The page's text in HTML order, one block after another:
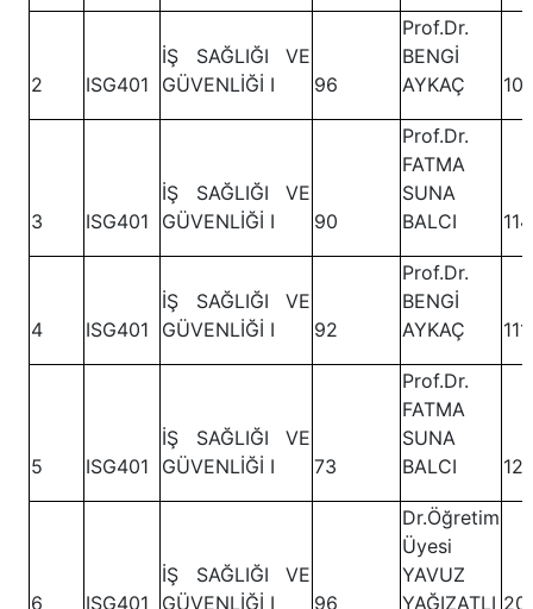
2 ISG401
İŞ SAĞLIĞI VE
GÜVENLİĞİ I
96
Prof.Dr.
BENGİ
AYKAÇ
3 ISG401
İŞ SAĞLIĞI VE
GÜVENLİĞİ I
90
Prof.Dr.
FATMA
SUNA
BALCI
114
4 ISG401
İŞ SAĞLIĞI VE
GÜVENLİĞİ I
92
Prof.Dr.
BENGİ
AYKAÇ
5 ISG401
İŞ SAĞLIĞI VE
GÜVENLİĞİ I
73
Prof.Dr.
FATMA
SUNA
BALCI
121
6 ISG401
İŞ SAĞLIĞI VE
GÜVENLİĞİ I
96
Dr.Öğretim
Üyesi
YAVUZ
YAĞIZATLI